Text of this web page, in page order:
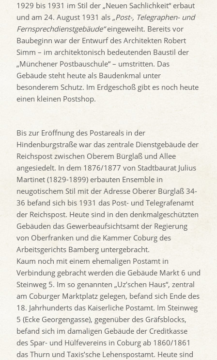
1929 bis 1931 im Stil der „Neuen Sachlichkeit“ erbaut
und am 24. August 1931 als „Post-, Telegraphen- und
Fernsprechdienstgebäude“eingeweiht. Bereits vor
Baubeginn war der Entwurf des Architekten Robert
Simm – im architektonisch bedeutenden Baustil der
„Münchener Postbauschule“ – umstritten. Das
Gebäude steht heute als Baudenkmal unter
besonderem Schutz. Im Erdgeschoß gibt es noch heute
einen kleinen Postshop.
Bis zur Eröffnung des Postareals in der
Hindenburgstraße war das zentrale Dienstgebäude der
Reichspost zwischen Oberem Bürglaß und Allee
angesiedelt. In dem 1876/1877 von Stadtbaurat Julius
Martinet (1829-1899) erbauten Ensemble in
neugotischem Stil mit der Adresse Oberer Bürglaß 34-
36 befand sich bis 1931 das Post- und Telegrafenamt
der Reichspost. Heute sind in den denkmalgeschützten
Gebäuden das Gewerbeaufsichtsamt der Regierung
von Oberfranken und die Kammer Coburg des
Arbeitsgerichts Bamberg untergebracht.
Kaum noch mit einem ehemaligen Postamt in
Verbindung gebracht werden die Gebäude Markt 6 und
Steinweg 5. Im so genannten „Uz’schen Haus“, zentral
am Coburger Marktplatz gelegen, befand sich Ende des
18. Jahrhunderts das Kaiserliche Postamt. Im Steinweg
5 (Ecke Georgengasse), gegenüber des Gräfsblocks,
befand sich im damaligen Gebäude der Creditkasse
des Spar- und Hülfevereins in Coburg ab 1860/1861
das Thurn und Taxis’sche Lehenspostamt. Heute sind